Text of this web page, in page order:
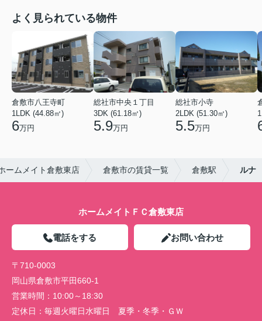
よく見られている物件
倉敷市八王寺町
1LDK (44.88㎡)
6万円
総社市中央１丁目
3DK (61.18㎡)
5.9万円
総社市小寺
2LDK (51.30㎡)
5.5万円
ームメイト倉敷東店 倉敷市の賃貸一覧 倉敷駅 ルナ
ホームメイトＦＣ倉敷東店
電話をする お問い合わせ
〒710-0003
岡山県倉敷市平田660-1
営業時間： 10:00～18:30
定休日： 毎週火曜日水曜日 夏季・冬季・ＧＷ